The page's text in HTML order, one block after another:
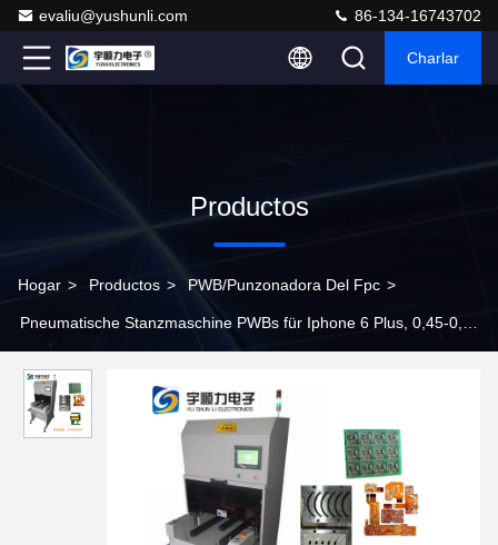
evaliu@yushunli.com 86-134-16743702
Charlar
Productos
Hogar > Productos > PWB/punzonadora Del Fpc >
Pneumatische Stanzmaschine PWBs für Iphone 6 Plus, 0,45-0,70